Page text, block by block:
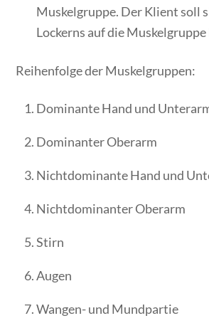
Muskelgruppe. Der Klient soll
Lockerns auf die
Reihenfolge der Muskelgruppen:
Dominante Hand und
Dominanter Oberarm
Nichtdominante Hand und
Nichtdominanter Oberarm
Stirn
Augen
Wangen- und Mundpartie